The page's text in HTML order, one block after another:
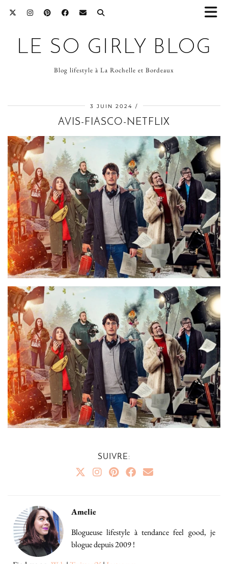
LE SO GIRLY BLOG
Blog lifestyle à La Rochelle et Bordeaux
3 JUIN 2024
AVIS-FIASCO-NETFLIX
SUIVRE:
Amelie
Blogueuse lifestyle à tendance feel good, je
blogue depuis 2009 !